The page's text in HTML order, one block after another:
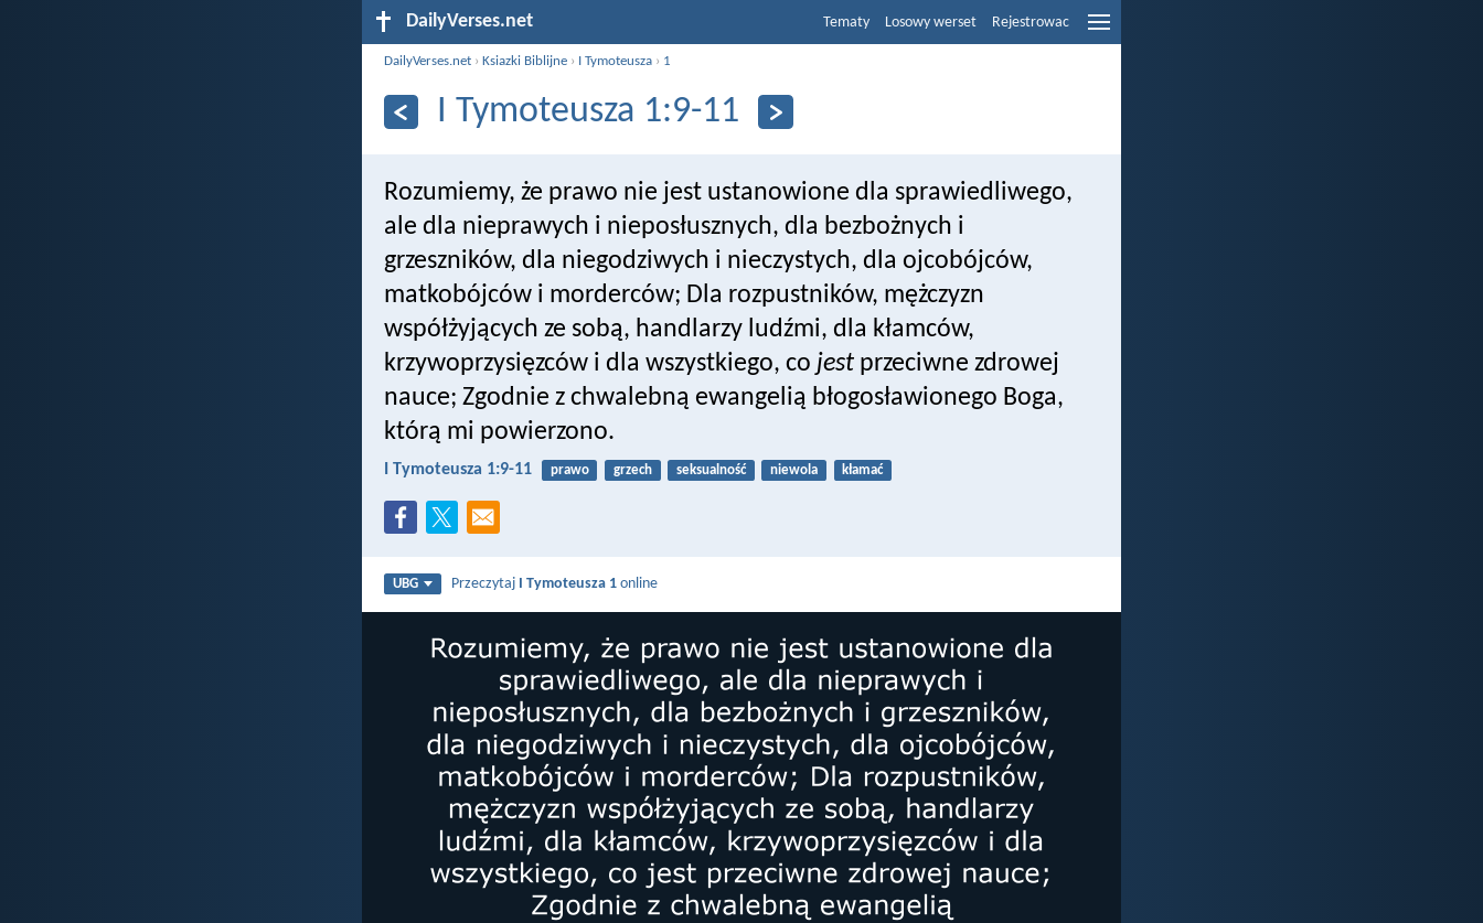
DailyVerses.net Tematy Losowy werset Rejestrowac
DailyVerses.net ›Ksiazki Biblijne › I Tymoteusza › 1
I Tymoteusza 1:9-11
Rozumiemy, że prawo nie jest ustanowione dla sprawiedliwego,
ale dla nieprawych i nieposłusznych, dla bezbożnych i
grzeszników, dla niegodziwych i nieczystych, dla ojcobójców,
matkobójców i morderców; Dla rozpustników, mężczyzn
współżyjących ze sobą, handlarzy ludźmi, dla kłamców,
krzywoprzysięzców i dla wszystkiego, co jest przeciwne zdrowej
nauce; Zgodnie z chwalebną ewangelią błogosławionego Boga,
którą mi powierzono.
I Tymoteusza 1:9-11 prawo grzech seksualność niewola kłamać
UBG Przeczytaj I Tymoteusza 1 online